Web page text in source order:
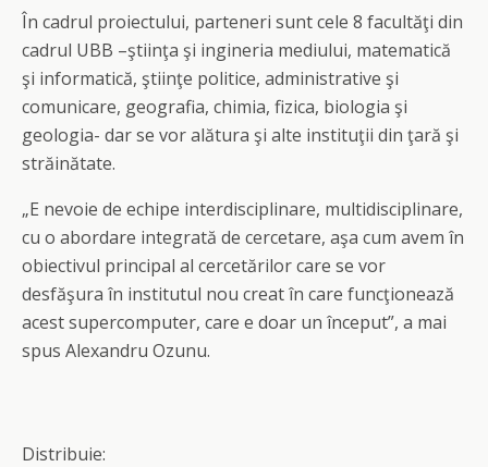
În cadrul proiectului, parteneri sunt cele 8 facultăţi din
cadrul UBB –ştiinţa şi ingineria mediului, matematică
şi informatică, ştiinţe politice, administrative şi
comunicare, geografia, chimia, fizica, biologia şi
geologia- dar se vor alătura şi alte instituţii din ţară şi
străinătate.
„E nevoie de echipe interdisciplinare, multidisciplinare,
cu o abordare integrată de cercetare, aşa cum avem în
obiectivul principal al cercetărilor care se vor
desfăşura în institutul nou creat în care funcţionează
acest supercomputer, care e doar un început”, a mai
spus Alexandru Ozunu.
Distribuie: